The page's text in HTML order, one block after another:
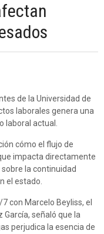
de la Universidad de
laborales genera una
actual.
cómo el flujo de
impacta directamente
la continuidad
el estado.
con Marcelo Beyliss, el
señaló que la
perjudica la esencia de